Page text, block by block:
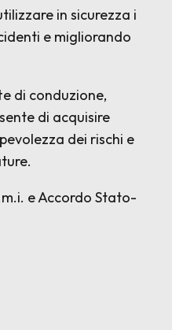
in sicurezza i
e migliorando
di conduzione,
di acquisire
dei rischi e
e Accordo Stato-